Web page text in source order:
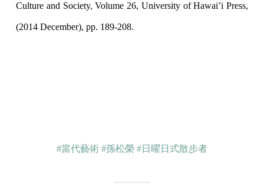
Culture and Society, Volume 26, University of Hawai’i Press,
(2014 December), pp. 189-208.
#當代藝術 #孫松榮 #日曜日式散步者